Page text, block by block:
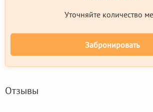
Уточняйте количество
Забронировать
Отзывы